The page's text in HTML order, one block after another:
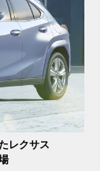
レクサス